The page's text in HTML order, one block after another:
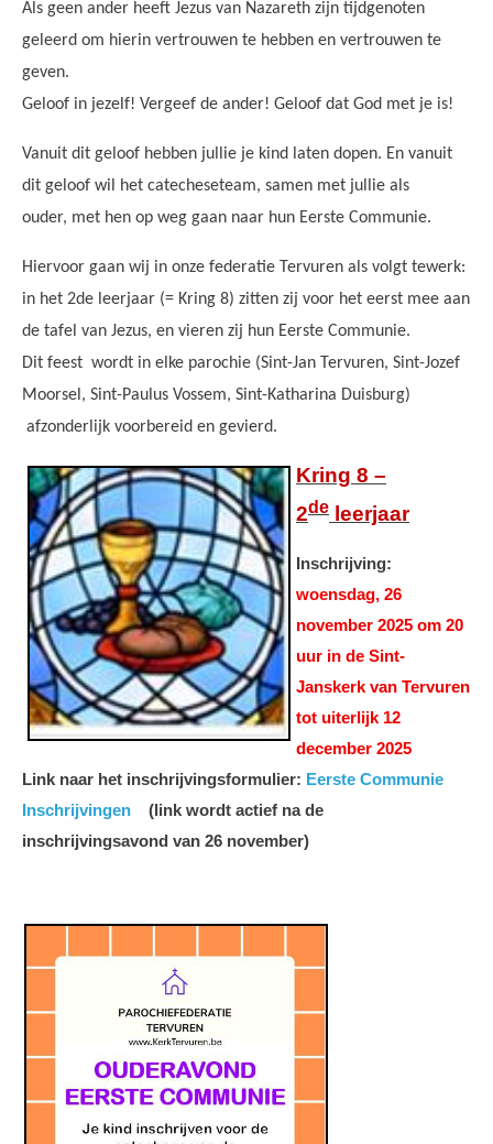
Als geen ander heeft Jezus van Nazareth zijn tijdgenoten
geleerd om hierin vertrouwen te hebben en vertrouwen te
geven.
Geloof in jezelf! Vergeef de ander! Geloof dat God met je is!
Vanuit dit geloof hebben jullie je kind laten dopen. En vanuit
dit geloof wil het catecheseteam, samen met jullie als
ouder, met hen op weg gaan naar hun Eerste Communie.
Hiervoor gaan wij in onze federatie Tervuren als volgt tewerk:
in het 2de leerjaar (= Kring 8) zitten zij voor het eerst mee aan
de tafel van Jezus, en vieren zij hun Eerste Communie.
Dit feest wordt in elke parochie (Sint-Jan Tervuren, Sint-Jozef
Moorsel, Sint-Paulus Vossem, Sint-Katharina Duisburg)
afzonderlijk voorbereid en gevierd.
Catechese Kring 8.jpgKring 8 –
2de leerjaar
Inschrijving:
woensdag, 26
november 2025 om 20
uur in de Sint-
Janskerk van Tervuren
tot uiterlijk 12
december 2025
Link naar het inschrijvingsformulier: Eerste Communie
Inschrijvingen (link wordt actief na de
inschrijvingsavond van 26 november)
Sint-Jan - Ouderavond Eerste
Communie 2026.jpg